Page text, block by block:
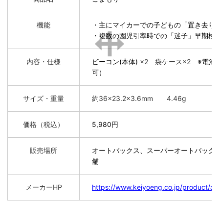
機能
・主にマイカーでの子どもの「置き去
・複数の園児引率時での「迷子」早期検
内容・仕様 ビーコン(本体) ×2 袋ケース×2 ※電池
可）
サイズ・重量 約36×23.2×3.6mm 4.46g
価格（税込） 5,980円
販売場所
オートバックス、スーパーオートバッ
舗
メーカーHP https://www.keiyoeng.co.jp/product/